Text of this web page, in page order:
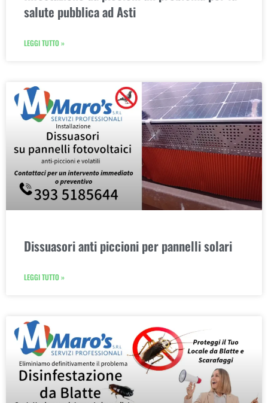
salute pubblica ad Asti
LEGGI TUTTO »
Dissuasori anti piccioni per pannelli solari
LEGGI TUTTO »